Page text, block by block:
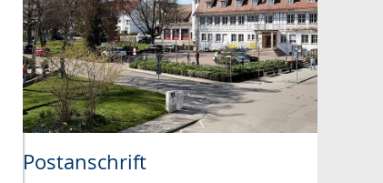
Postanschrift